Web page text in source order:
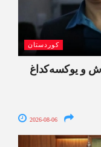
کوردستان
و یوکسەکداغ
2026-08-06